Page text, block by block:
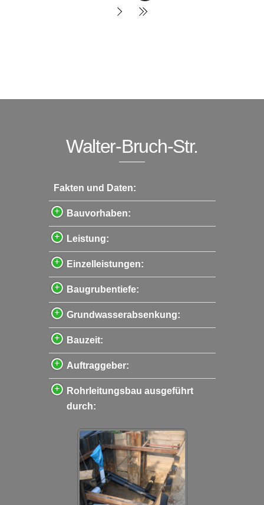
Walter-Bruch-Str.
Fakten und Daten:
Bauvorhaben:
Leistung:
Einzelleistungen:
Baugrubentiefe:
Grundwasserabsenkung:
Bauzeit:
Auftraggeber:
Rohrleitungsbau ausgeführt
durch: